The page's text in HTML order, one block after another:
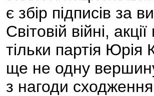
є збір підписів за
Світовій війні,
тільки партія
ще не одну
з нагоди